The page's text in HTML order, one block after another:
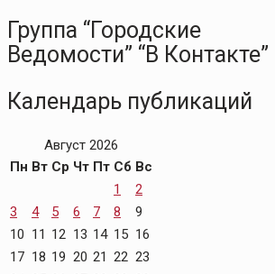
Группа “Городские
Ведомости” “В Контакте”
Календарь публикаций
Август 2026
Пн Вт Ср Чт Пт Сб Вс
1
2
3
4 5 6 7 8
9
10 11 12 13 14 15 16
17 18 19 20 21 22 23